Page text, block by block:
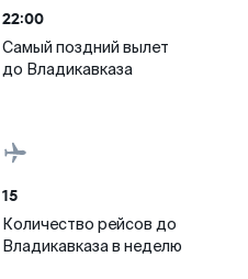
22:00
Самый поздний вылет
до Владикавказа
15
Количество рейсов до
Владикавказа в неделю